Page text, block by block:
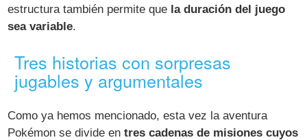
estructura también permite que la duración del juego
sea variable.
Tres historias con sorpresas
jugables y argumentales
Como ya hemos mencionado, esta vez la aventura
Pokémon se divide entres cadenas de misiones cuyos